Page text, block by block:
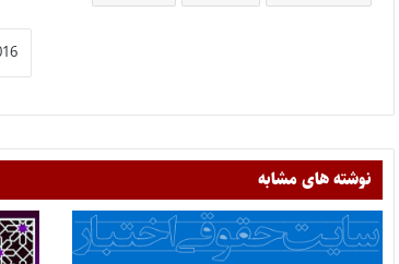
نوشته های مشابه